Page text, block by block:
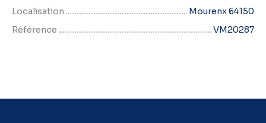
Localisation
Mourenx 64150
Référence
VM20287